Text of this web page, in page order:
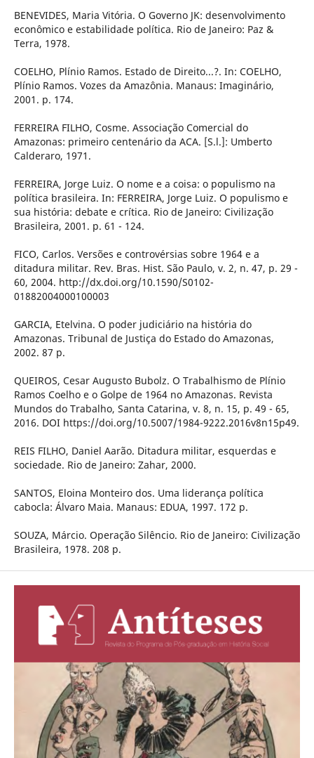
BENEVIDES, Maria Vitória. O Governo JK: desenvolvimento
econômico e estabilidade política. Rio de Janeiro: Paz &
Terra, 1978.
COELHO, Plínio Ramos. Estado de Direito...?. In: COELHO,
Plínio Ramos. Vozes da Amazônia. Manaus: Imaginário,
2001. p. 174.
FERREIRA FILHO, Cosme. Associação Comercial do
Amazonas: primeiro centenário da ACA. [S.l.]: Umberto
Calderaro, 1971.
FERREIRA, Jorge Luiz. O nome e a coisa: o populismo na
política brasileira. In: FERREIRA, Jorge Luiz. O populismo e
sua história: debate e crítica. Rio de Janeiro: Civilização
Brasileira, 2001. p. 61 - 124.
FICO, Carlos. Versões e controvérsias sobre 1964 e a
ditadura militar. Rev. Bras. Hist. São Paulo, v. 2, n. 47, p. 29 -
60, 2004. http://dx.doi.org/10.1590/S0102-
01882004000100003
GARCIA, Etelvina. O poder judiciário na história do
Amazonas. Tribunal de Justiça do Estado do Amazonas,
2002. 87 p.
QUEIROS, Cesar Augusto Bubolz. O Trabalhismo de Plínio
Ramos Coelho e o Golpe de 1964 no Amazonas. Revista
Mundos do Trabalho, Santa Catarina, v. 8, n. 15, p. 49 - 65,
2016. DOI https://doi.org/10.5007/1984-9222.2016v8n15p49.
REIS FILHO, Daniel Aarão. Ditadura militar, esquerdas e
sociedade. Rio de Janeiro: Zahar, 2000.
SANTOS, Eloina Monteiro dos. Uma liderança política
cabocla: Álvaro Maia. Manaus: EDUA, 1997. 172 p.
SOUZA, Márcio. Operação Silêncio. Rio de Janeiro: Civilização
Brasileira, 1978. 208 p.